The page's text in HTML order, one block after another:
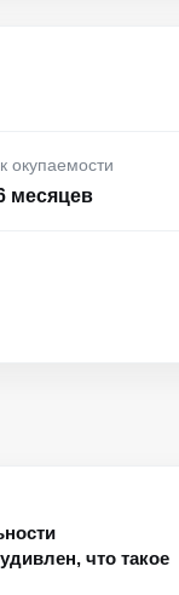
окупаемости
месяцев
что такое